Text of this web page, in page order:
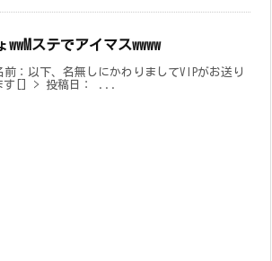
wwMステでアイマスwwww
前：以下、名無しにかわりましてVIPがお送り
す[] > 投稿日： ...